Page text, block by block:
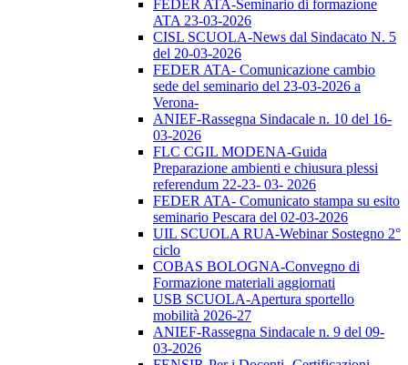
FEDER ATA-Seminario di formazione
ATA 23-03-2026
CISL SCUOLA-News dal Sindacato N. 5
del 20-03-2026
FEDER ATA- Comunicazione cambio
sede del seminario del 23-03-2026 a
Verona-
ANIEF-Rassegna Sindacale n. 10 del 16-
03-2026
FLC CGIL MODENA-Guida
Preparazione ambienti e chiusura plessi
referendum 22-23- 03- 2026
FEDER ATA- Comunicato stampa su esito
seminario Pescara del 02-03-2026
UIL SCUOLA RUA-Webinar Sostegno 2°
ciclo
COBAS BOLOGNA-Convegno di
Formazione materiali aggiornati
USB SCUOLA-Apertura sportello
mobilità 2026-27
ANIEF-Rassegna Sindacale n. 9 del 09-
03-2026